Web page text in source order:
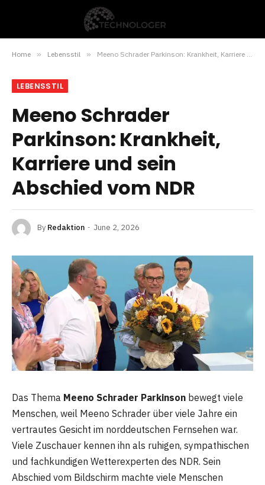
Home » Lebensstil » Meeno Schrader Parkinson: Krankheit, Karriere und sein Abschied vom NDR
LEBENSSTIL
Meeno Schrader
Parkinson: Krankheit,
Karriere und sein
Abschied vom NDR
By Redaktion June 2, 2026
Das Thema Meeno Schrader Parkinson bewegt viele
Menschen, weil Meeno Schrader über viele Jahre ein
vertrautes Gesicht im norddeutschen Fernsehen war.
Viele Zuschauer kennen ihn als ruhigen, sympathischen
und fachkundigen Wetterexperten des NDR. Sein
Abschied vom Bildschirm machte viele Menschen